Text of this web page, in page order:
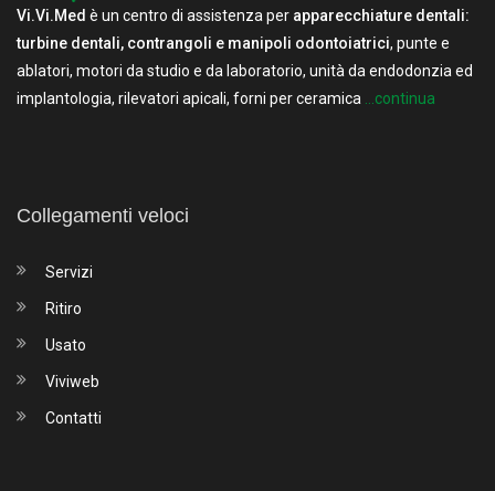
Vi.Vi.Med è un centro di assistenza per apparecchiature dentali:
turbine dentali, contrangoli e manipoli odontoiatrici, punte e
ablatori, motori da studio e da laboratorio, unità da endodonzia ed
implantologia, rilevatori apicali, forni per ceramica
...continua
Collegamenti veloci
Servizi
Ritiro
Usato
Viviweb
Contatti